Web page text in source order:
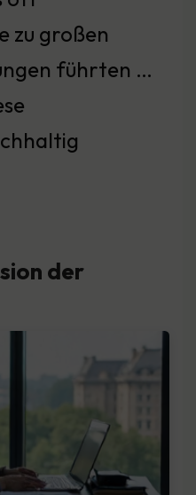
zu großen
führten …
der